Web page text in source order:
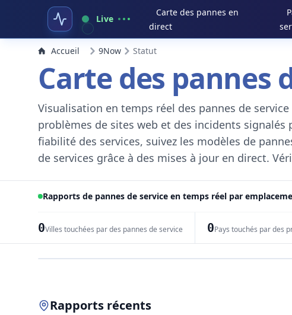
Live
Carte des pannes en
direct
Accueil 9Now Statut
Carte des pannes
Visualisation en temps réel des pannes de
problèmes de sites web et des incidents
fiabilité des services, suivez les modèles de
de services grâce à des mises à jour en direct.
Rapports de pannes de service en temps réel par
0Villes touchées par des pannes de service 0Pays touchés par des
Rapports récents